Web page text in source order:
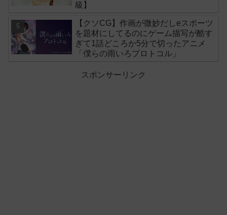
級】
【クソCG】作画が微妙だしeスポーツ
を題材にしてるのにゲーム描写が酷す
ぎて1話どころか5分で切ったアニメ
「僕らの雨いろプロトコル」
スポンサーリンク